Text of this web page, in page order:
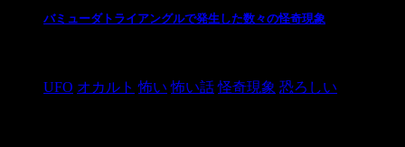
バミューダトライアングルで発生した数々の怪奇現象
UFO オカルト 怖い 怖い話 怪奇現象 恐ろしい